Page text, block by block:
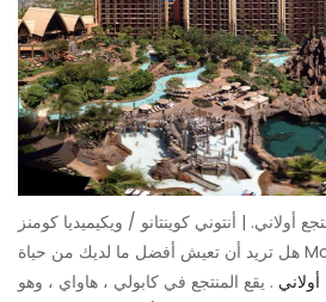
أولاني. | أنتوني كوينتانو / ويكيميديا ​​كومنز
هل تريد أن تعيش أفضل ما لديك من حياة Moana؟ فكر في رحلة إلى
أولاني . يقع المنتجع في كابولي ، هاواي ، وهو